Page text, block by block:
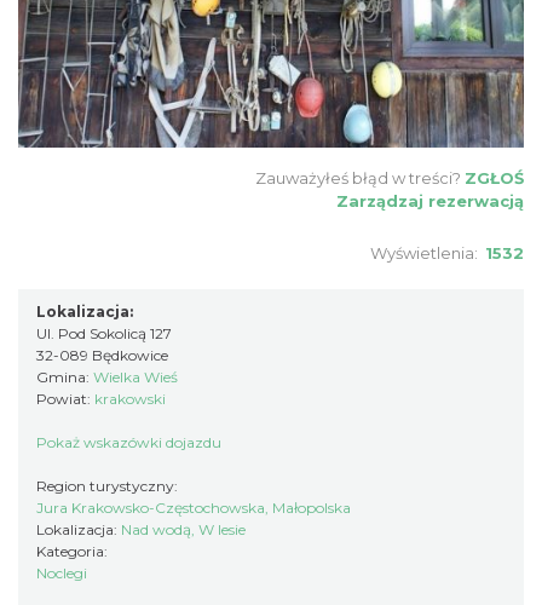
Zauważyłeś błąd w treści? ZGŁOŚ
Zarządzaj rezerwacją
Wyświetlenia: 1532
Lokalizacja:
Ul. Pod Sokolicą 127
32-089 Będkowice
Gmina: Wielka Wieś
Powiat: krakowski
Pokaż wskazówki dojazdu
Region turystyczny:
Jura Krakowsko-Częstochowska, Małopolska
Lokalizacja: Nad wodą, W lesie
Kategoria:
Noclegi